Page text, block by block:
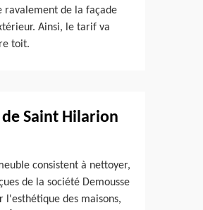
ravalement de la façade
Ainsi, le tarif va
toit.
Saint Hilarion
consistent à nettoyer,
de la société Demousse
des maisons,